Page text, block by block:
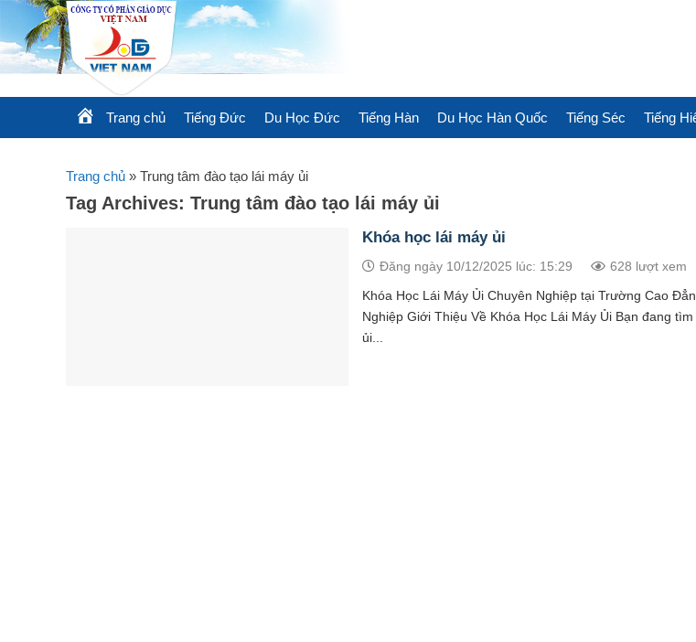
to
content
Trang chủ Tiếng Đức Du Học Đức Tiếng Hàn Du Học Hàn Quốc Tiếng Séc Tiếng
Trang chủ » Trung tâm đào tạo lái máy ủi
Tag Archives: Trung tâm đào tạo lái máy ủi
Khóa học lái máy ủi
Đăng ngày 10/12/2025 lúc: 15:29
628 lượt xem
Khóa Học Lái Máy Ủi Chuyên Nghiệp tại Trường Cao
Nghiệp Giới Thiệu Về Khóa Học Lái Máy Ủi Bạn đang
ủi...